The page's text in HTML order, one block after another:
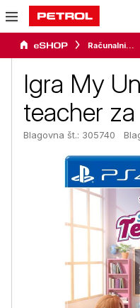
Računalništvo
Igra My
teacher
Blagovna št.: 305740